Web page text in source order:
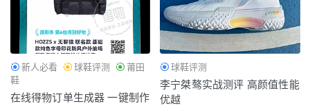
新人必看 球鞋评测
莆田
鞋
在线得物订单生成器 一键制作
球鞋评测
李宁桀骜实战测评 高颜值性能
优越